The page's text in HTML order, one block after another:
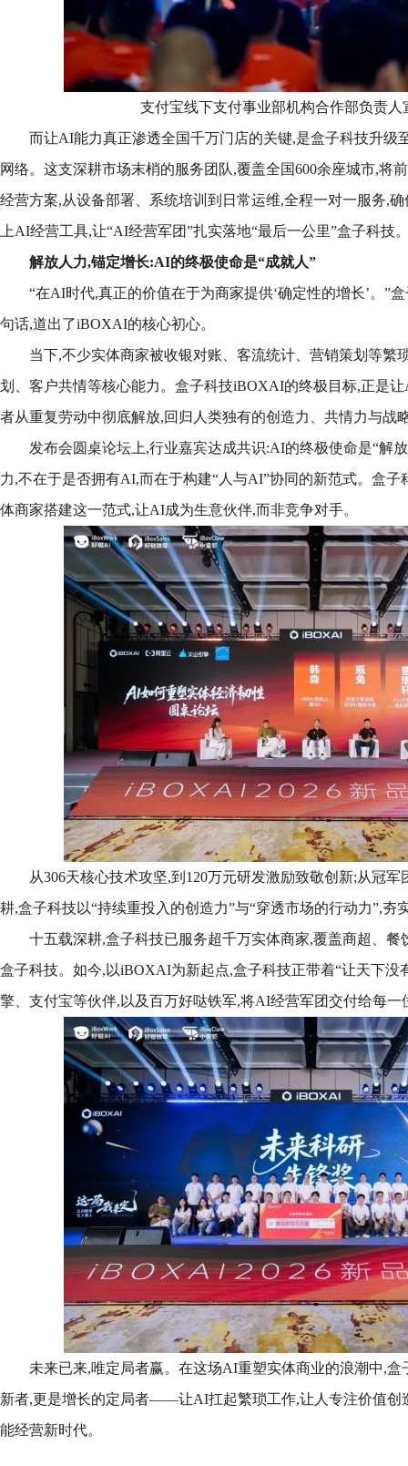
支付宝线下支付事业部机构合作部负责人
而让AI能力真正渗透全国千万门店的关键,是盒子科技升级
网络。这支深耕市场末梢的服务团队,覆盖全国600余座城市,将
经营方案,从设备部署、系统培训到日常运维,全程一对一服务,
上AI经营工具,让“AI经营军团”扎实落地“最后一公里”盒子科技
解放人力,锚定增长:AI的终极使命是“成就人”
“在AI时代,真正的价值在于为商家提供‘确定性的增长’。”
句话,道出了iBOXAI的核心初心。
当下,不少实体商家被收银对账、客流统计、营销策划等繁
划、客户共情等核心能力。盒子科技iBOXAI的终极目标,正是
者从重复劳动中彻底解放,回归人类独有的创造力、共情力与战
发布会圆桌论坛上,行业嘉宾达成共识:AI的终极使命是“解
力,不在于是否拥有AI,而在于构建“人与AI”协同的新范式。盒
体商家搭建这一范式,让AI成为生意伙伴,而非竞争对手。
从306天核心技术攻坚,到120万元研发激励致敬创新;从冠
耕,盒子科技以“持续重投入的创造力”与“穿透市场的行动力”,夯
十五载深耕,盒子科技已服务超千万实体商家,覆盖商超、餐
盒子科技。如今,以iBOXAI为新起点,盒子科技正带着“让天下没
擎、支付宝等伙伴,以及百万好哒铁军,将AI经营军团交付给每一
未来已来,唯定局者赢。在这场AI重塑实体商业的浪潮中,
新者,更是增长的定局者——让AI扛起繁琐工作,让人专注价值创
能经营新时代。